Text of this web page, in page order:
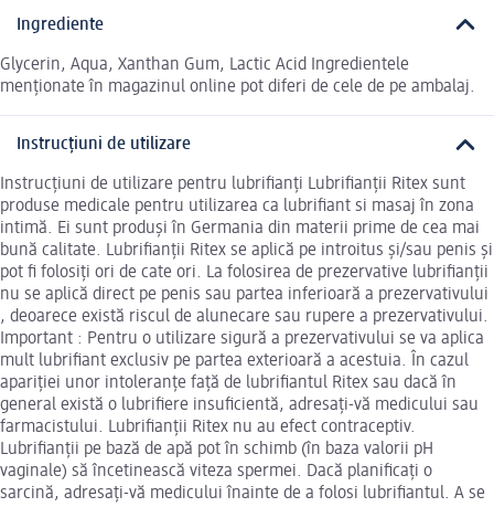
Ingrediente
Glycerin, Aqua, Xanthan Gum, Lactic Acid Ingredientele
menționate în magazinul online pot diferi de cele de pe ambalaj.
Instrucțiuni de utilizare
Instrucțiuni de utilizare pentru lubrifianți Lubrifianții Ritex sunt
produse medicale pentru utilizarea ca lubrifiant si masaj în zona
intimă. Ei sunt produși în Germania din materii prime de cea mai
bună calitate. Lubrifianții Ritex se aplică pe introitus și/sau penis și
pot fi folosiți ori de cate ori. La folosirea de prezervative lubrifianții
nu se aplică direct pe penis sau partea inferioară a prezervativului
, deoarece există riscul de alunecare sau rupere a prezervativului.
Important : Pentru o utilizare sigură a prezervativului se va aplica
mult lubrifiant exclusiv pe partea exterioară a acestuia. În cazul
apariției unor intoleranțe față de lubrifiantul Ritex sau dacă în
general există o lubrifiere insuficientă, adresați-vă medicului sau
farmacistului. Lubrifianții Ritex nu au efect contraceptiv.
Lubrifianții pe bază de apă pot în schimb (în baza valorii pH
vaginale) să încetinească viteza spermei. Dacă planificați o
sarcină, adresați-vă medicului înainte de a folosi lubrifiantul. A se